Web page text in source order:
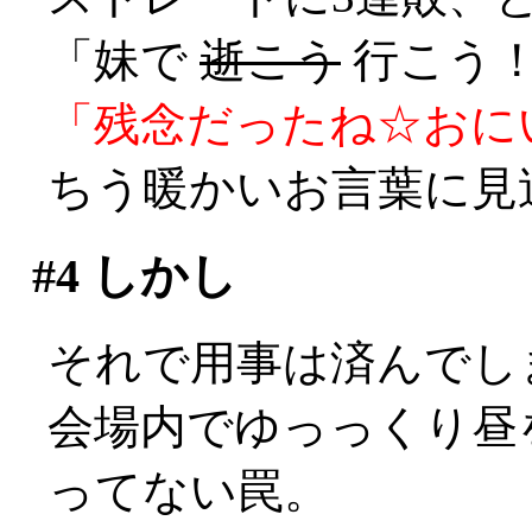
「妹で 逝こう 行こう
「残念だったね☆お
ちう暖かいお言葉に
#4しかし
それで用事は済んで
会場内でゆっっくり
ってない罠。